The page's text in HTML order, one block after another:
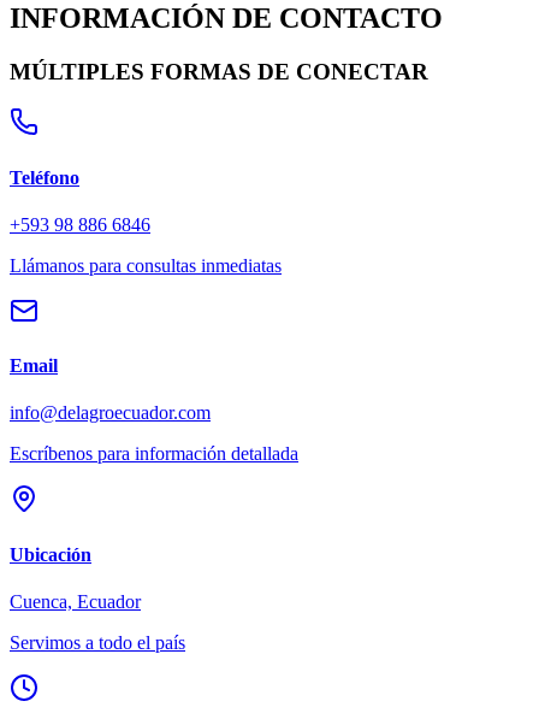
INFORMACIÓN DE CONTACTO
MÚLTIPLES FORMAS DE CONECTAR
Teléfono
+593 98 886 6846
Llámanos para consultas inmediatas
Email
info@delagroecuador.com
Escríbenos para información detallada
Ubicación
Cuenca, Ecuador
Servimos a todo el país